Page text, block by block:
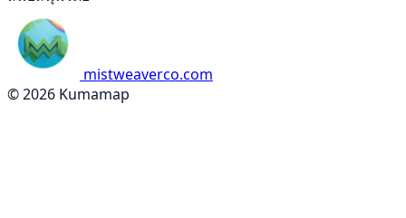
mistweaverco.com
© 2026 Kumamap